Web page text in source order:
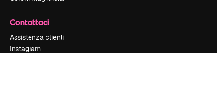
Contattaci
Assistenza clienti
Instagram